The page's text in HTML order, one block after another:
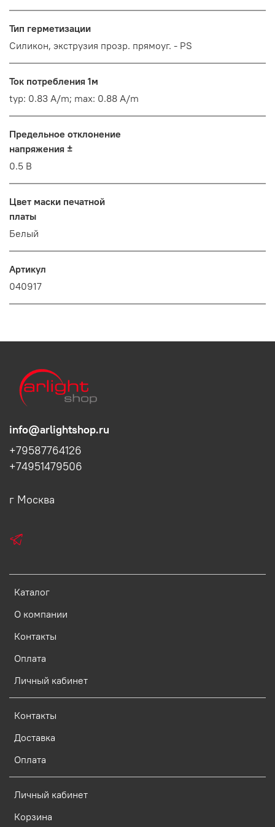
Тип герметизации
Силикон, экструзия прозр. прямоуг. - PS
Ток потребления 1м
typ: 0.83 A/m; max: 0.88 A/m
Предельное отклонение
напряжения ±
0.5 В
Цвет маски печатной
платы
Белый
Артикул
040917
Каталог
О компании
Контакты
Оплата
Личный кабинет
Контакты
Доставка
Оплата
Личный кабинет
Корзина
info@arlightshop.ru
+79587764126
+74951479506
г Москва